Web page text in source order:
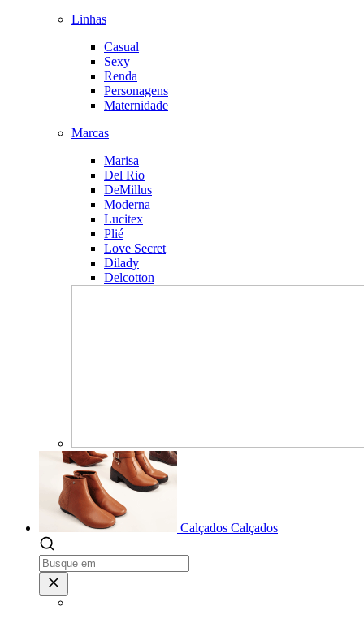
Linhas
Casual
Sexy
Renda
Personagens
Maternidade
Marcas
Marisa
Del Rio
DeMillus
Moderna
Lucitex
Plié
Love Secret
Dilady
Delcotton
Calçados Calçados